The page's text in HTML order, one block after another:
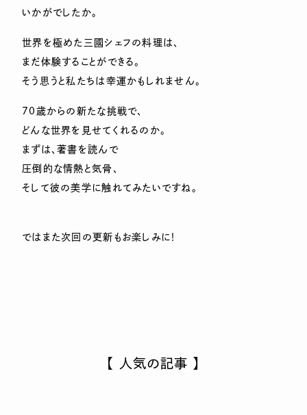
いかがでしたか。
世界を極めた三國シェフの料理は、
まだ体験することができる。
そう思うと私たちは幸運かもしれません。
70歳からの新たな挑戦で、
どんな世界を見せてくれるのか。
まずは、著書を読んで
圧倒的な情熱と気骨、
そして彼の美学に触れてみたいですね。
ではまた次回の更新もお楽しみに！
【 人気の記事 】